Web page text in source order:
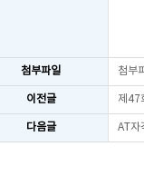
첨부파일 첨부
이전글 제47
다음글 AT자